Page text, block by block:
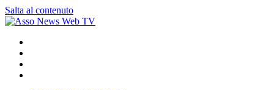
Salta al contenuto